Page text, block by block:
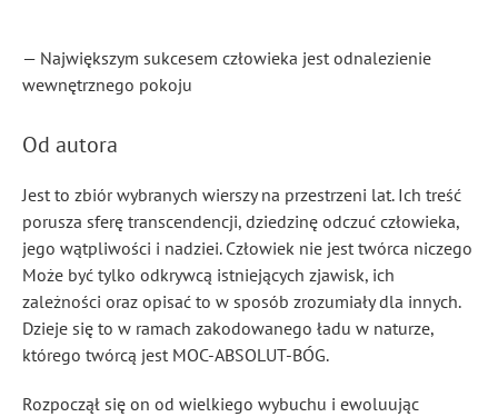
— Największym sukcesem człowieka jest odnalezienie
wewnętrznego pokoju
Od autora
Jest to zbiór wybranych wierszy na przestrzeni lat. Ich treść
porusza sferę transcendencji, dziedzinę odczuć człowieka,
jego wątpliwości i nadziei. Człowiek nie jest twórca niczego
Może być tylko odkrywcą istniejących zjawisk, ich
zależności oraz opisać to w sposób zrozumiały dla innych.
Dzieje się to w ramach zakodowanego ładu w naturze,
którego twórcą jest MOC-ABSOLUT-BÓG.
Rozpoczął się on od wielkiego wybuchu i ewoluując